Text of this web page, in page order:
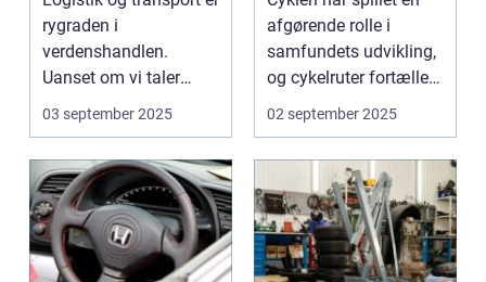
rygraden i
verdenshandlen.
Uanset om vi taler
dagligvarer til
supermarkedet...
03 september 2025
afgørende rolle i
samfundets udvikling,
og cykelruter fortæller
e...
02 september 2025